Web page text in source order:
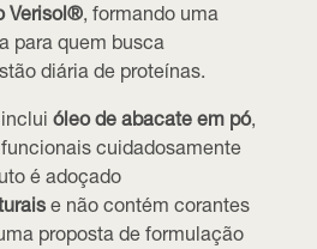
Verisol®, formando uma
para quem busca
diária de proteínas.
óleo de abacate em pó,
cuidadosamente
é adoçado
e não contém corantes
proposta de formulação